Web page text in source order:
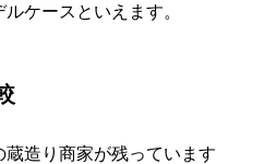
ケースといえます。
造り商家が残っています